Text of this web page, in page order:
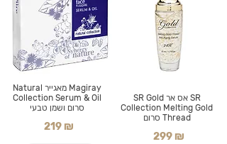
Magiray מאגייר Natural
Collection Serum & Oil
סרום ושמן טבעי
219 ₪
SR אס אר SR Gold
Collection Melting Gold
Thread סרום
299 ₪